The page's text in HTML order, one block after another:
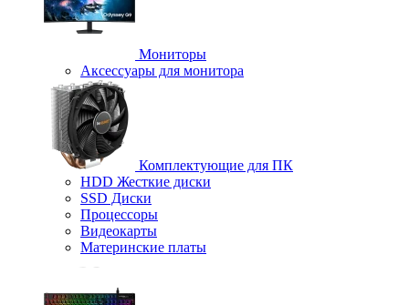
Мониторы
Аксессуары для монитора
Комплектующие для ПК
HDD Жесткие диски
SSD Диски
Процессоры
Видеокарты
Материнские платы